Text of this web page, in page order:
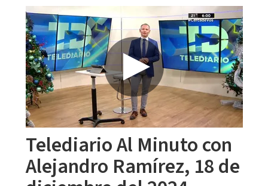
Telediario Al Minuto con
Alejandro Ramírez, 18 de